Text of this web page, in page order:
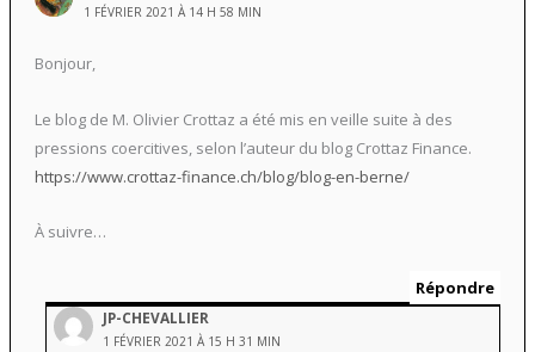
1 FÉVRIER 2021 À 14 H 58 MIN
Bonjour,
Le blog de M. Olivier Crottaz a été mis en veille suite à des
pressions coercitives, selon l’auteur du blog Crottaz Finance.
https://www.crottaz-finance.ch/blog/blog-en-berne/
À suivre…
Répondre
JP-CHEVALLIER
1 FÉVRIER 2021 À 15 H 31 MIN